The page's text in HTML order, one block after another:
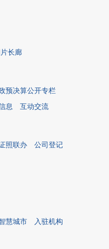
长廊
预决算公开专栏
息 互动交流
照联办
公司登记
慧城市 入驻机构